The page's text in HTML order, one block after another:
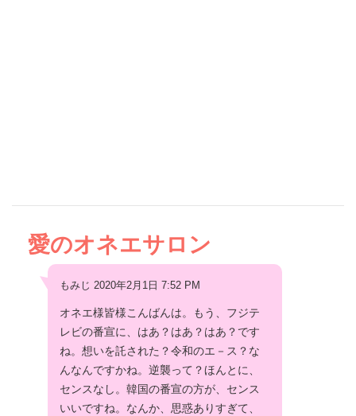
愛のオネエサロン
もみじ 2020年2月1日 7:52 PM
オネエ様皆様こんばんは。もう、フジテ
レビの番宣に、はあ？はあ？はあ？です
ね。想いを託された？令和のエ－ス？な
んなんですかね。逆襲って？ほんとに、
センスなし。韓国の番宣の方が、センス
いいですね。なんか、思惑ありすぎて、